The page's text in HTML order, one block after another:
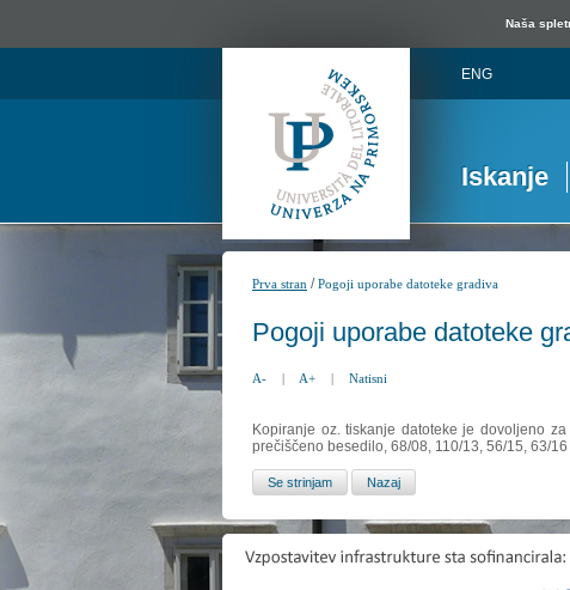
Naša
ENG
Iskanje
Prva stran /Pogoji uporabe datoteke gradiva
Pogoji uporabe datoteke
A- | A+ | Natisni
Kopiranje oz. tiskanje datoteke je dovoljeno
prečiščeno besedilo, 68/08, 110/13, 56/15, 63/